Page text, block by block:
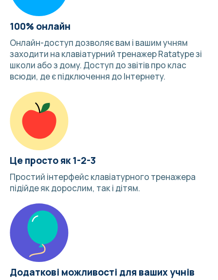
100% онлайн
Онлайн-доступ дозволяє вам і вашим учням
заходити на клавіатурний тренажер Ratatype зі
школи або з дому. Доступ до звітів про клас
всюди, де є підключення до Інтернету.
Це просто як 1-2-3
Простий інтерфейс клавіатурного тренажера
підійде як дорослим, так і дітям.
Додаткові можливості для ваших учнів